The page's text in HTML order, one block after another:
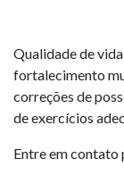
Qualidade de
fortalecimento
correções de
de exercícios
Entre em contato